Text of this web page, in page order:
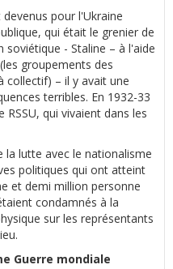
pour l'Ukraine
qui était le grenier de
soviétique - Staline – à l'aide
groupements des
collectif) – il y avait une
terribles. En 1932-33
qui vivaient dans les
la lutte avec le nationalisme
politiques qui ont atteint
et demi million personne
condamnés à la
sur les représentants
Guerre mondiale